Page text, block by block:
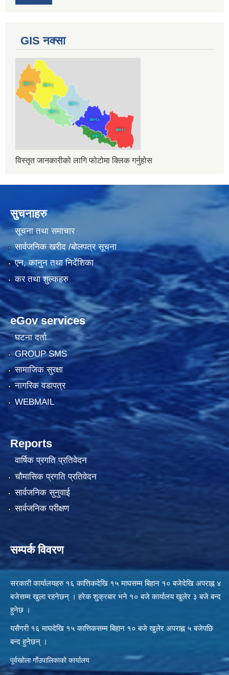
GIS नक्सा
विस्तृत जानकारीको लागि फोटोमा क्लिक गर्नुहोस
सुचनाहरु
सूचना तथा समाचार
सार्वजनिक खरीद /बोलपत्र सूचना
एन, कानुन तथा निर्देशिका
कर तथा शुल्कहरु
eGov services
घटना दर्ता
GROUP SMS
सामाजिक सुरक्षा
नागरिक वडापत्र
WEBMAIL
Reports
वार्षिक प्रगति प्रतिवेदन
चौमासिक प्रगति प्रतिवेदन
सार्वजनिक सुनुवाई
सार्वजनिक परीक्षण
सम्पर्क विवरण
सरकारी कार्यालयहरु १६ कात्तिकदेखि १५ माघसम्म बिहान १० बजेदेखि अपराह्न ४
बजेसम्म खुला रहनेछन् । हरेक शुक्रबार भने १० बजे कार्यालय खुलेर ३ बजे बन्द
हुनेछ ।
यसैगरी १६ माघदेखि १५ कात्तिकसम्म बिहान १० बजे खुलेर अपराह्न ५ बजेपछि
बन्द हुनेछन् ।
पूर्वखोला गाँउपालिकाको कार्यालय